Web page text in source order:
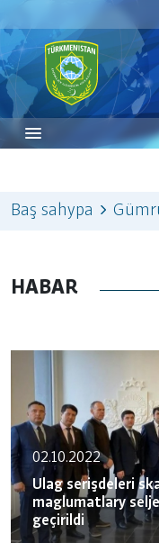
Baş sahypa
HABAR
02.10.2022
Ulag serişdeleri
maglumatlary
geçirildi